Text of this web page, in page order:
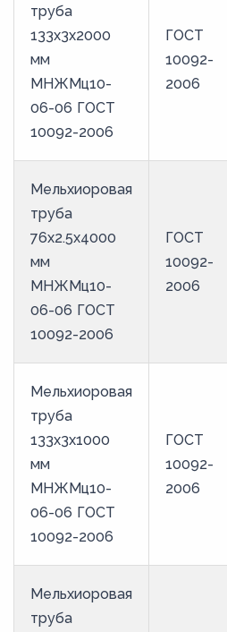
труба
133х3х2000
мм
МНЖМц10-
06-06 ГОСТ
10092-2006
ГОСТ
10092-
2006
Мельхиоровая
труба
76х2.5х4000
мм
МНЖМц10-
06-06 ГОСТ
10092-2006
ГОСТ
10092-
2006
Мельхиоровая
труба
133х3х1000
мм
МНЖМц10-
06-06 ГОСТ
10092-2006
ГОСТ
10092-
2006
Мельхиоровая
труба